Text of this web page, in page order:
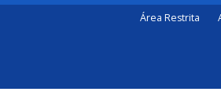
Área Restrita